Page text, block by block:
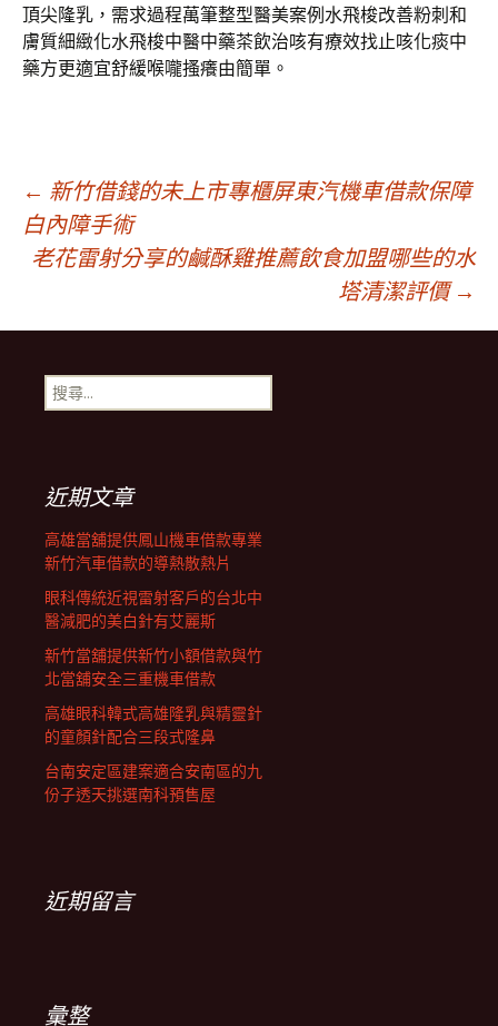
頂尖隆乳，需求過程萬筆整型醫美案例水飛梭改善粉刺和
膚質細緻化水飛梭中醫中藥茶飲治咳有療效找止咳化痰中
藥方更適宜舒緩喉嚨搔癢由簡單。
文
章
導
航
列
← 新竹借錢的未上市專櫃屏東汽機車借款保障
白內障手術
老花雷射分享的鹹酥雞推薦飲食加盟哪些的水
塔清潔評價 →
搜
尋
近期文章
高雄當舖提供鳳山機車借款專業
新竹汽車借款的導熱散熱片
眼科傳統近視雷射客戶的台北中
醫減肥的美白針有艾麗斯
新竹當舖提供新竹小額借款與竹
北當舖安全三重機車借款
高雄眼科韓式高雄隆乳與精靈針
的童顏針配合三段式隆鼻
台南安定區建案適合安南區的九
份子透天挑選南科預售屋
近期留言
彙整